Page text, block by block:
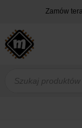
treści
Zamów
produktów